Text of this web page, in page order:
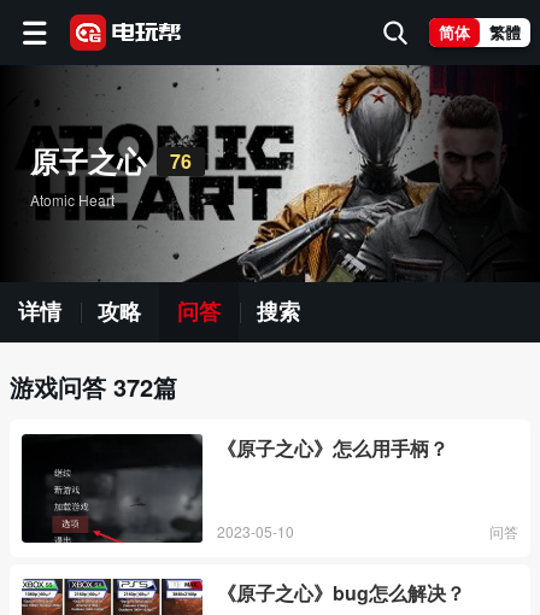
简体 繁體
原子之心 76
Atomic Heart
详情 攻略 问答 搜索
游戏问答 372篇
《原子之心》怎么用手柄？
2023-05-10 问答
《原子之心》bug怎么解决？